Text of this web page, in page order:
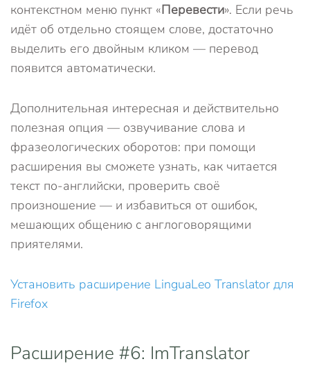
контекстном меню пункт «Перевести». Если речь
идёт об отдельно стоящем слове, достаточно
выделить его двойным кликом — перевод
появится автоматически.
Дополнительная интересная и действительно
полезная опция — озвучивание слова и
фразеологических оборотов: при помощи
расширения вы сможете узнать, как читается
текст по-английски, проверить своё
произношение — и избавиться от ошибок,
мешающих общению с англоговорящими
приятелями.
Установить расширение LinguaLeo Translator для
Firefox
Расширение #6: ImTranslator